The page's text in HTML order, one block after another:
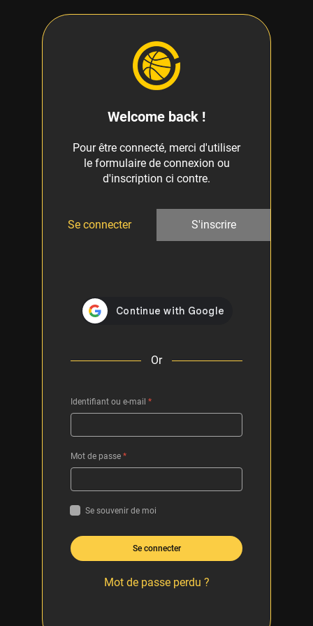
Welcome back !
Pour être connecté, merci d'utiliser
le formulaire de connexion ou
d'inscription ci contre.
Se connecter S'inscrire
Or
Identifiant ou e-mail *
Mot de passe *
Se souvenir de moi
Se connecter
Mot de passe perdu ?